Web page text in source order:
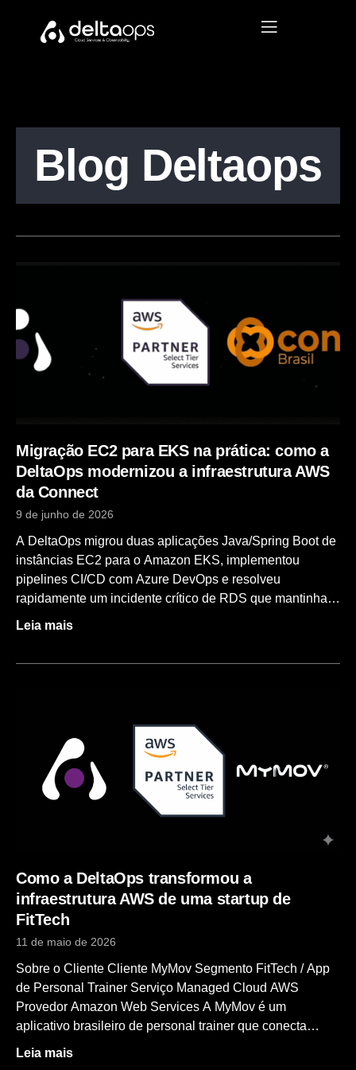
Blog Deltaops
Migração EC2 para EKS na prática: como a
DeltaOps modernizou a infraestrutura AWS
da Connect
9 de junho de 2026
A DeltaOps migrou duas aplicações Java/Spring Boot de
instâncias EC2 para o Amazon EKS, implementou
pipelines CI/CD com Azure DevOps e resolveu
rapidamente um incidente crítico de RDS que mantinha
as operações da ConnectDF paradas há mais de 24
Detalhe Cliente Connect (Brasília, DF) Segmento Fábrica
de software — compliance, finanças, saúde e verificação
de identidade Serviço Managed Cloud + Amazon EKS
Provedor Amazon Web Services (AWS) Stack Amazon
EKS · Amazon RDS · Amazon S3 · Load Balancer ·
Leia mais
Como a DeltaOps transformou a
infraestrutura AWS de uma startup de
FitTech
11 de maio de 2026
Sobre o Cliente Cliente MyMov Segmento FitTech / App
de Personal Trainer Serviço Managed Cloud AWS
Provedor Amazon Web Services A MyMov é um
aplicativo brasileiro de personal trainer que conecta
alunos a profissionais de educação física, oferecendo
Leia mais